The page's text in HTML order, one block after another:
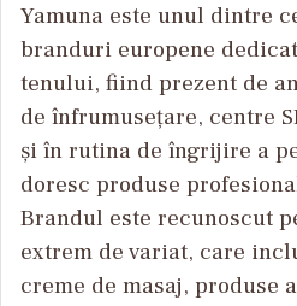
Yamuna este unul dintre
branduri europene
tenului, fiind prezent de
de înfrumusețare, centre
și în rutina de îngrijire a
doresc produse
Brandul este recunoscut
extrem de variat, care
creme de masaj, produse